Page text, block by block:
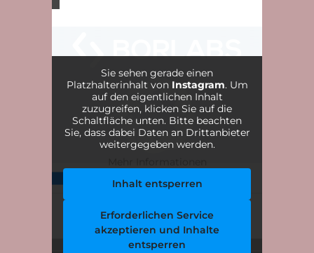
Sie sehen gerade einen
Platzhalterinhalt von Instagram. Um
auf den eigentlichen Inhalt
zuzugreifen, klicken Sie auf die
Schaltfläche unten. Bitte beachten
Sie, dass dabei Daten an Drittanbieter
weitergegeben werden.
Inhalt entsperren
Erforderlichen Service
akzeptieren und Inhalte
entsperren